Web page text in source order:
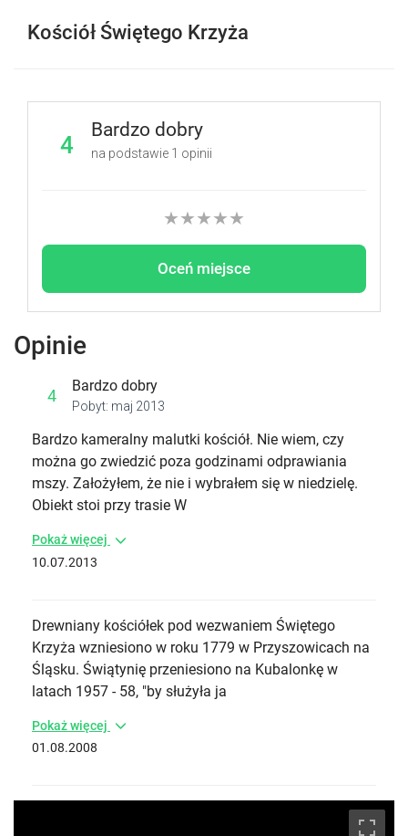
Kościół Świętego Krzyża
4
Bardzo dobry
na podstawie 1 opinii
★
★
★
★
★
Oceń miejsce
Opinie
4 Bardzo dobry
Pobyt: maj 2013
Bardzo kameralny malutki kościół. Nie wiem, czy
można go zwiedzić poza godzinami odprawiania
mszy. Założyłem, że nie i wybrałem się w niedzielę.
Obiekt stoi przy trasie W
Pokaż więcej
10.07.2013
Drewniany kościółek pod wezwaniem Świętego
Krzyża wzniesiono w roku 1779 w Przyszowicach na
Śląsku. Świątynię przeniesiono na Kubalonkę w
latach 1957 - 58, "by służyła ja
Pokaż więcej
01.08.2008